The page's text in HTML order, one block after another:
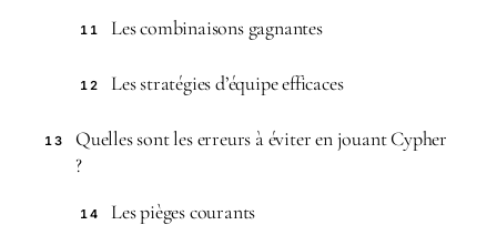
11 Les combinaisons gagnantes
12 Les stratégies d’équipe efficaces
13
Quelles sont les erreurs à éviter en jouant Cypher
?
14 Les pièges courants